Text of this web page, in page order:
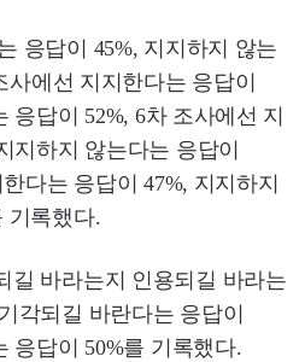
응답이 45%, 지지하지 않는
사에선 지지한다는 응답이
응답이 52%, 6차 조사에선 지
지하지 않는다는 응답이
다는 응답이 47%, 지지하지
기록했다.
길 바라는지 인용되길 바라는
각되길 바란다는 응답이
응답이 50%를 기록했다.